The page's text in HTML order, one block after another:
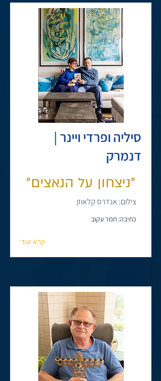
סיליה ופרדי ויינר |
דנמרק
"ניצחון על הנאצים"
צילום: אנדרס קלאוזן
כתיבה: תמר עקוב
קרא עוד